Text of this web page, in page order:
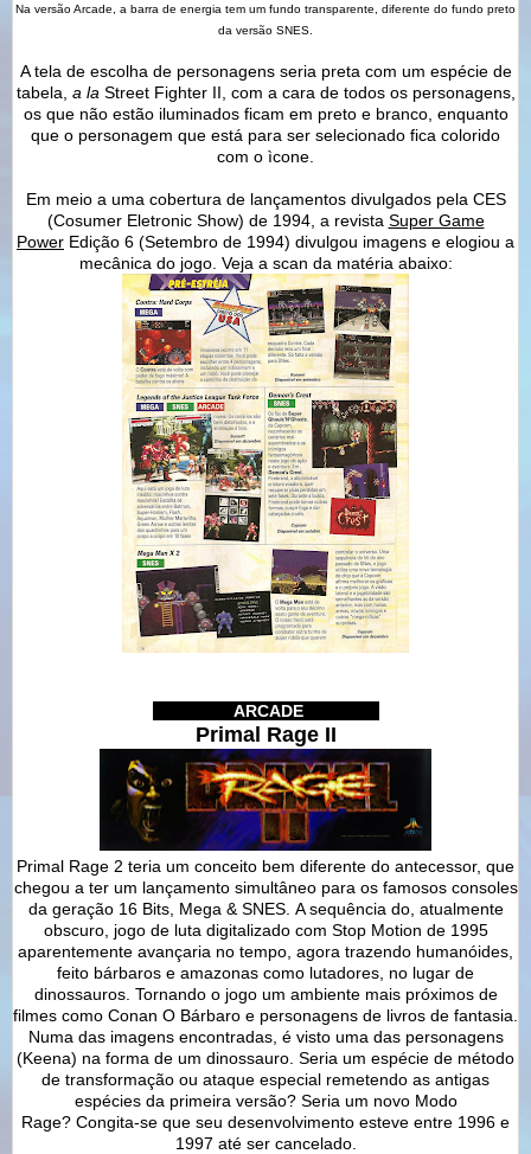
Na versão Arcade, a barra de energia tem um fundo transparente, diferente do fundo preto
da versão SNES.
A tela de escolha de personagens seria preta com um espécie de
tabela, a la Street Fighter II, com a cara de todos os personagens,
os que não estão iluminados ficam em preto e branco, enquanto
que o personagem que está para ser selecionado fica colorido
com o ìcone.
Em meio a uma cobertura de lançamentos divulgados pela CES
(Cosumer Eletronic Show) de 1994, a revista Super Game
Power Edição 6 (Setembro de 1994) divulgou imagens e elogiou a
mecânica do jogo. Veja a scan da matéria abaixo:
ARCADE
Primal Rage II
Primal Rage 2 teria um conceito bem diferente do antecessor, que
chegou a ter um lançamento simultâneo para os famosos consoles
da geração 16 Bits, Mega & SNES. A sequência do, atualmente
obscuro, jogo de luta digitalizado com Stop Motion de 1995
aparentemente avançaria no tempo, agora trazendo humanóides,
feito bárbaros e amazonas como lutadores, no lugar de
dinossauros. Tornando o jogo um ambiente mais próximos de
filmes como Conan O Bárbaro e personagens de livros de fantasia.
Numa das imagens encontradas, é visto uma das personagens
(Keena) na forma de um dinossauro. Seria um espécie de método
de transformação ou ataque especial remetendo as antigas
espécies da primeira versão? Seria um novo Modo
Rage? Congita-se que seu desenvolvimento esteve entre 1996 e
1997 até ser cancelado.